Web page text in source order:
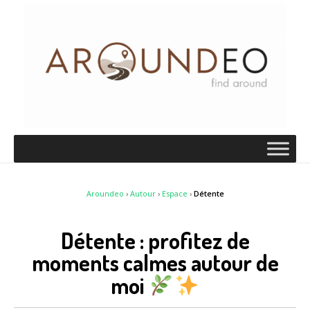
Aroundeo › Autour› Espace › Détente
Détente : profitez de
moments calmes autour de
moi